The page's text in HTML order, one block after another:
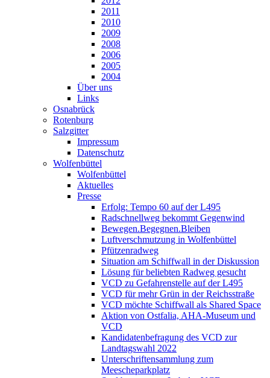
2011
2010
2009
2008
2006
2005
2004
Über uns
Links
Osnabrück
Rotenburg
Salzgitter
Impressum
Datenschutz
Wolfenbüttel
Wolfenbüttel
Aktuelles
Presse
Erfolg: Tempo 60 auf der L495
Radschnellweg bekommt Gegenwind
Bewegen.Begegnen.Bleiben
Luftverschmutzung in Wolfenbüttel
Pfützenradweg
Situation am Schiffwall in der Diskussion
Lösung für beliebten Radweg gesucht
VCD zu Gefahrenstelle auf der L495
VCD für mehr Grün in der Reichsstraße
VCD möchte Schiffwall als Shared Space
Aktion von Ostfalia, AHA-Museum und
VCD
Kandidatenbefragung des VCD zur
Landtagswahl 2022
Unterschriftensammlung zum
Meescheparkplatz